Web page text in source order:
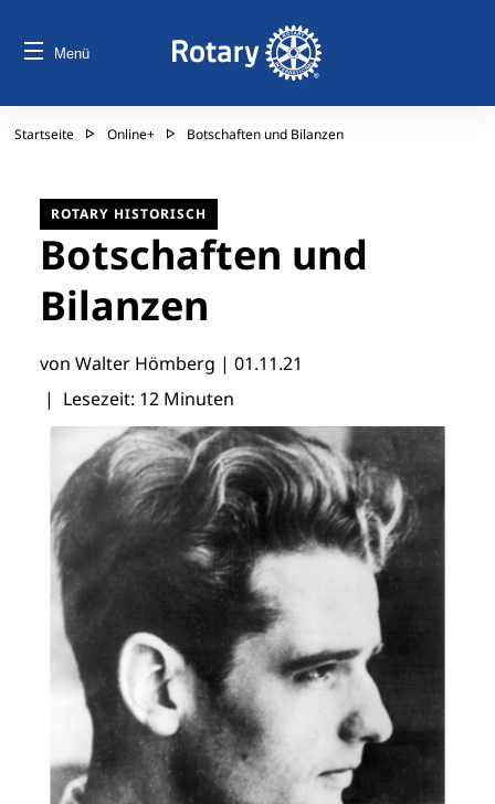
Menü
Startseite Online+ Botschaften und Bilanzen
ROTARY HISTORISCH
Botschaften und
Bilanzen
von Walter Hömberg | 01.11.21
| Lesezeit: 12 Minuten